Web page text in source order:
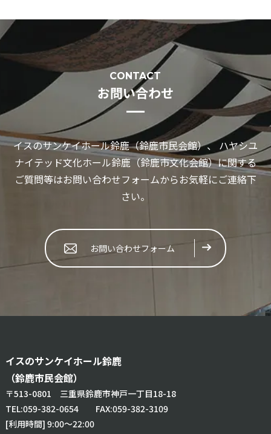
CONTACT
お問い合わせ
イスのサンケイホール鈴鹿（鈴鹿市民会館）、 ハヤシユ
ナイテッド文化ホール鈴鹿（鈴鹿市文化会館）に関する
ご質問等はお問い合わせフォームからお気軽にご連絡下
さい。
お問い合わせフォーム
イスのサンケイホール鈴鹿
（鈴鹿市民会館）
〒513-0801 三重県鈴鹿市神戸一丁目18-18
TEL:059-382-0654FAX:059-382-3109
[利用時間] 9:00～22:00